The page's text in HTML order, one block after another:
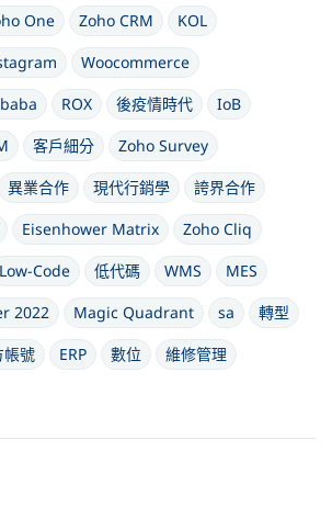
One Zoho CRM
KOL
Woocommerce
ROX 後疫情時代
IoB
客戶細分
Zoho Survey
異業合作 現代行銷學
誇界合作
Eisenhower Matrix
Zoho Cliq
Low-Code 低代碼 WMS
MES
2022 Magic Quadrant sa
轉型
號 ERP 數位 維修管理